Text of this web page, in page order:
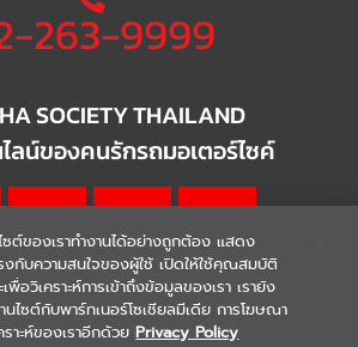
263-9999
SOCIETY THAILAND
ลน์ของคนรักรถมอเตอร์ไซค์
| Terms & Conditions
ซต์ของเราทำงานได้อย่างถูกต้อง แสดง
งกับความสนใจของผู้ใช้ เปิดให้ใช้คุณสมบัติ
พื่อวิเคราะห์การเข้าถึงข้อมูลของเรา เรายัง
ไซต์กับพาร์ทเนอร์โซเชียลมีเดีย การโฆษณา
ราะห์ของเราอีกด้วย Privacy Policy